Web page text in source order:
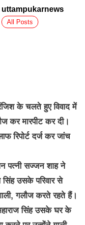
uttampukarnews
All Posts
के चलते हुए विवाद में
कर मारपीट कर दी।
रिपोर्ट दर्ज कर जांच
पत्नी सज्जन शाह ने
सिंह उसके परिवार से
गलौज करते रहते हैं।
सिंह उसके घर के